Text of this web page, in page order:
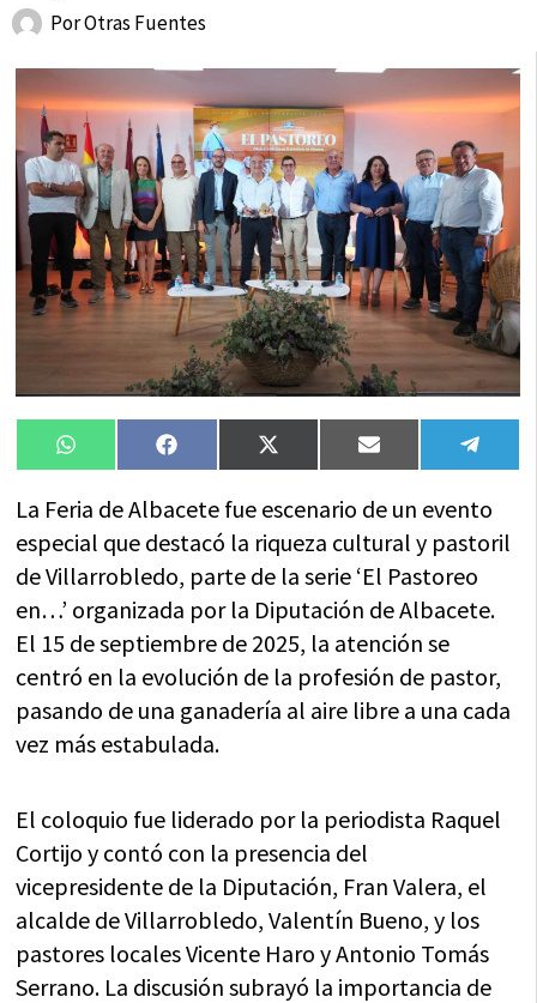
PorOtras Fuentes
Compartir
en
WhatsAppCompartir
en
FacebookCompartir
en
X
(Twitter)
Compartir
en
Email
en
La Feria de Albacete fue escenario de un evento
especial que destacó la riqueza cultural y pastoril
de Villarrobledo, parte de la serie ‘El Pastoreo
en…’ organizada por la Diputación de Albacete.
El 15 de septiembre de 2025, la atención se
centró en la evolución de la profesión de pastor,
pasando de una ganadería al aire libre a una cada
vez más estabulada.
El coloquio fue liderado por la periodista Raquel
Cortijo y contó con la presencia del
vicepresidente de la Diputación, Fran Valera, el
alcalde de Villarrobledo, Valentín Bueno, y los
pastores locales Vicente Haro y Antonio Tomás
Serrano. La discusión subrayó la importancia de